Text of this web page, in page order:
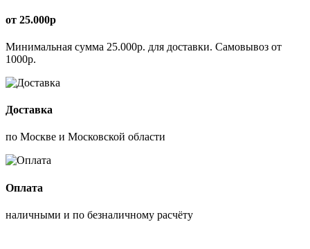
от 25.000р
Минимальная сумма 25.000р. для доставки. Самовывоз от
1000р.
Доставка
по Москве и Московской области
Оплата
наличными и по безналичному расчёту